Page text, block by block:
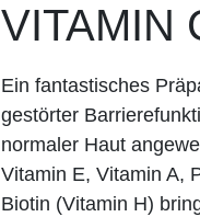
VITAMIN
Ein fantastisches
gestörter
normaler Haut
Vitamin E, Vitamin A,
Biotin (Vitamin H)